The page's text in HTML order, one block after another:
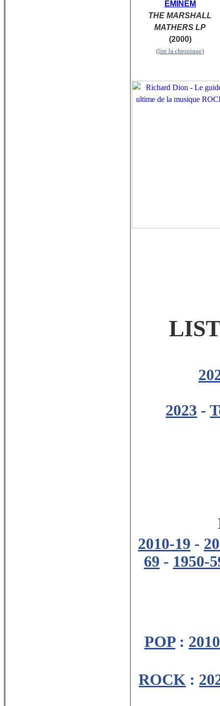
EMINEM
THE MARSHALL
MATHERS LP
(2000)
(lire la chronique)
2023 -
2010-19 -
69 - 1950-
POP:
ROCK :